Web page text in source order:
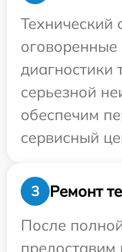
Технический
оговоренные
диагностики
серьезной
обеспечим
сервисный
3
Ремонт
После